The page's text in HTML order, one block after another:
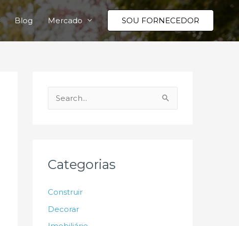
Blog Mercado SOU FORNECEDOR
e
i
r
Categorias
Construir
Decorar